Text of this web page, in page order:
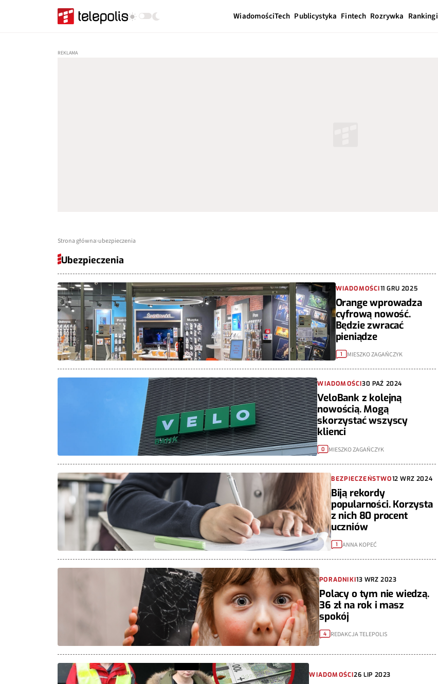
WiadomościTech Publicystyka Fintech Rozrywka Rankingi
Strona główna ubezpieczenia
Ubezpieczenia
WIADOMOŚCI11 GRU 2025
Orange wprowadza
cyfrową nowość.
Będzie zwracać
pieniądze
1 MIESZKO ZAGAŃCZYK
WIADOMOŚCI30 PAŹ 2024
VeloBank z kolejną
nowością. Mogą
skorzystać wszyscy
klienci
0 MIESZKO ZAGAŃCZYK
BEZPIECZEŃSTWO12 WRZ 2024
Biją rekordy
popularności. Korzysta
z nich 80 procent
uczniów
1 ANNA KOPEĆ
PORADNIKI13 WRZ 2023
Polacy o tym nie wiedzą.
36 zł na rok i masz
spokój
4 REDAKCJA TELEPOLIS
WIADOMOŚCI26 LIP 2023